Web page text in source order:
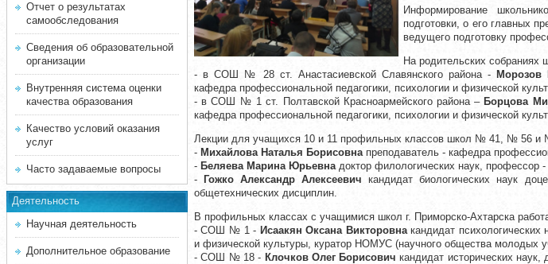
Отчет о результатах
самообследования
Сведения об образовательной
организации
Внутренняя система оценки
качества образования
Качество условий оказания
услуг
Часто задаваемые вопросы
Деятельность
Научная деятельность
Дополнительное образование
Информирование
подготовки, о его главных
ведущего подготовку
На родительских собраниях
- в СОШ № 28 ст. Анастасиевской Славянского района - Морозов
кафедра профессиональной педагогики, психологии и физической
- в СОШ № 1 ст. Полтавской Красноармейского района – Борцова
кафедра профессиональной педагогики, психологии и физической
Лекции для учащихся 10 и 11 профильных классов школ № 41, № 56 и
- Михайлова Наталья Борисовнапреподаватель - кафедра
- Беляева Марина Юрьевнадоктор филологических наук, профессор
-
Гожко Александр Алексеевич кандидат биологических наук
общетехнических дисциплин.
В профильных классах с учащимися школ г. Приморско-Ахтарска
- СОШ № 1 - Исаакян Оксана Викторовнакандидат психологических
и физической культуры, куратор НОМУС (научного общества молодых
- СОШ № 18 - Клочков Олег Борисович кандидат исторических